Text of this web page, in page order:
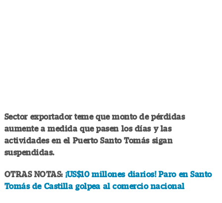
Sector exportador teme que monto de pérdidas
aumente a medida que pasen los días y las
actividades en el Puerto Santo Tomás sigan
suspendidas.
OTRAS NOTAS: ¡US$10 millones diarios! Paro en Santo
Tomás de Castilla golpea al comercio nacional